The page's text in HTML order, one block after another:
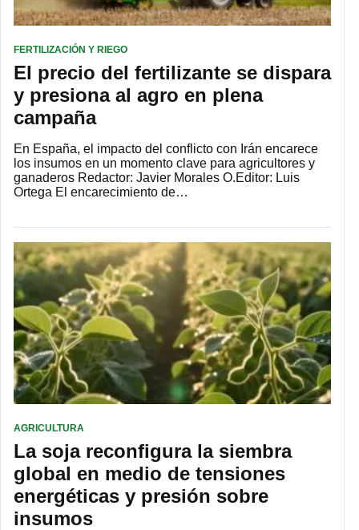
FERTILIZACIÓN Y RIEGO
El precio del fertilizante se dispara
y presiona al agro en plena
campaña
En España, el impacto del conflicto con Irán encarece
los insumos en un momento clave para agricultores y
ganaderos Redactor: Javier Morales O.Editor: Luis
Ortega El encarecimiento de…
AGRICULTURA
La soja reconfigura la siembra
global en medio de tensiones
energéticas y presión sobre
insumos